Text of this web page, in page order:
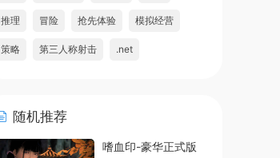
推理 冒险 抢先体验 模拟经营
策略 第三人称射击 .net
随机推荐
嗜血印-豪华正式版